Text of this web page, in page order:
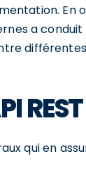
En
a
REST
qui en